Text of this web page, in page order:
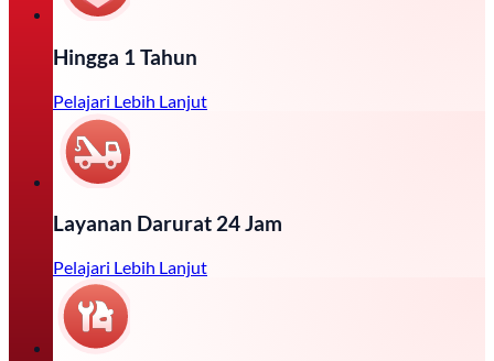
Hingga 1 Tahun
Pelajari Lebih Lanjut
Layanan Darurat 24 Jam
Pelajari Lebih Lanjut